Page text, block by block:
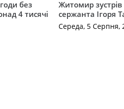
без
4 тисячі
Житомир
сержанта Ігоря
Середа, 5 Серпня,